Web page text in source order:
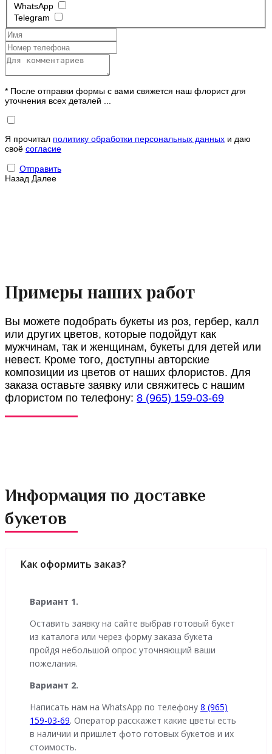
WhatsApp
Telegram
* После отправки формы с вами свяжется наш флорист для
уточнения всех деталей ...
Я прочитал политику обработки персональных данных и даю
своё согласие
Отправить
Назад Далее
Примеры наших работ
Вы можете подобрать букеты из роз, гербер, калл
или других цветов, которые подойдут как
мужчинам, так и женщинам, букеты для детей или
невест. Кроме того, доступны авторские
композиции из цветов от наших флористов. Для
заказа оставьте заявку или свяжитесь с нашим
флористом по телефону: 8 (965) 159-03-69
Информация по доставке
букетов
Как оформить заказ?
Вариант 1.
Оставить заявку на сайте выбрав готовый букет
из каталога или через форму заказа букета
пройдя небольшой опрос уточняющий ваши
пожелания.
Вариант 2.
Написать нам на WhatsApp по телефону 8 (965)
159-03-69. Оператор расскажет какие цветы есть
в наличии и пришлет фото готовых букетов и их
стоимость.